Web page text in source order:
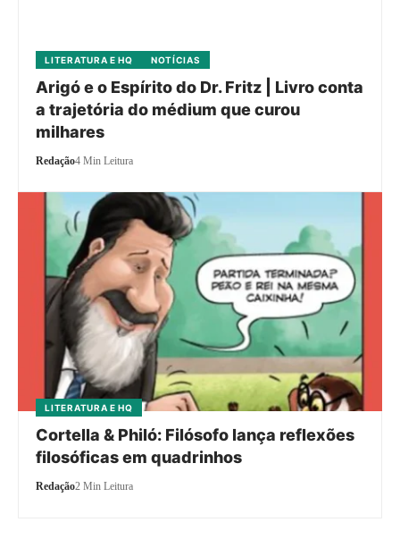
LITERATURA E HQ NOTÍCIAS
Arigó e o Espírito do Dr. Fritz | Livro conta
a trajetória do médium que curou
milhares
Redação4 Min Leitura
LITERATURA E HQ
Cortella & Philó: Filósofo lança reflexões
filosóficas em quadrinhos
Redação2 Min Leitura